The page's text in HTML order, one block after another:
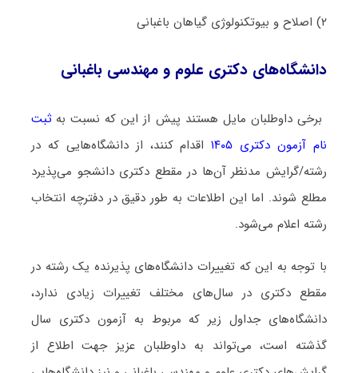
۲) اﺻﻼح و ﺑﻴﻮﺗﻜﻨﻮﻟﻮژی ﮔﻴﺎﻫﺎن ﺑﺎﻏﺒﺎنی
دانشگاه‌های دکتری علوم و مهندسی باغبانی
برخی داوطلبان مایل هستند پیش از این که نسبت به ثبت
نام آزمون دکتری ۱۴۰۵
اقدام کنند، از دانشگاه‌هایی که در
رشته/گرایش مدنظر آن‌ها در مقطع دکتری دانشجو می‌پذیرد
مطلع شوند. اما این اطلاعات به طور دقیق در دفترچه انتخاب
رشته اعلام می‌شود.
با توجه به این که تغییرات دانشگاه‌های پذیرنده یک رشته در
مقطع دکتری در سال‌های مختلف تغییرات زیادی ندارد،
دانشگاه‌های جداول زیر که مربوط به آزمون دکتری سال
گذشته است، می‌تواند به داوطلبان عزیز جهت اطلاع از